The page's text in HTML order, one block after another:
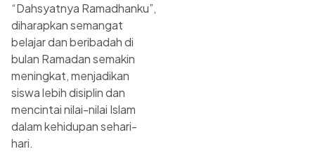
“Dahsyatnya Ramadhanku”,
diharapkan semangat
belajar dan beribadah di
bulan Ramadan semakin
meningkat, menjadikan
siswa lebih disiplin dan
mencintai nilai-nilai Islam
dalam kehidupan sehari-
hari.